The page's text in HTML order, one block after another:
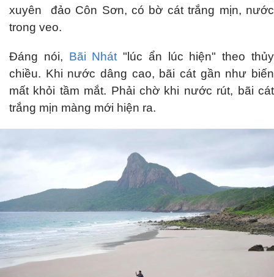
xuyên đảo Côn Sơn, có bờ cát trắng mịn, nước
trong veo.
Đáng nói, Bãi Nhát "lúc ẩn lúc hiện" theo thủy
chiều. Khi nước dâng cao, bãi cát gần như biến
mất khỏi tầm mắt. Phải chờ khi nước rút, bãi cát
trắng mịn màng mới hiện ra.